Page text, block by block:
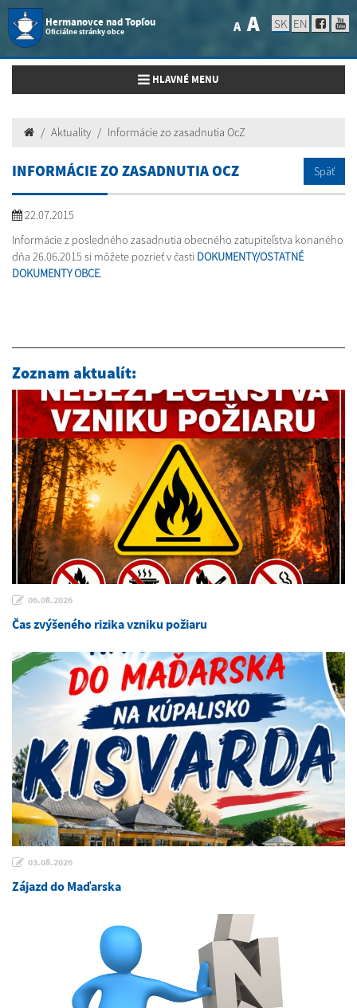
Hermanovce nad Topľou
Oficiálne stránky obce A A SK EN
Toggle navigation
HLAVNÉ MENU
Aktuality Informácie zo zasadnutia OcZ
INFORMÁCIE ZO ZASADNUTIA OCZ Späť
22.07.2015
Informácie z posledného zasadnutia obecného zatupiteľstva konaného
dňa 26.06.2015 si môžete pozrieť v časti DOKUMENTY/OSTATNÉ
DOKUMENTY OBCE.
Zoznam aktualít:
06.08.2026
Čas zvýšeného rizika vzniku požiaru
03.08.2026
Zájazd do Maďarska